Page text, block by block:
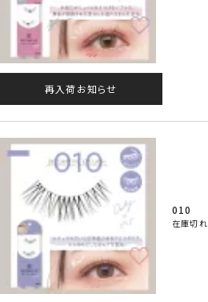
再入荷お知らせ
010
在庫切れ